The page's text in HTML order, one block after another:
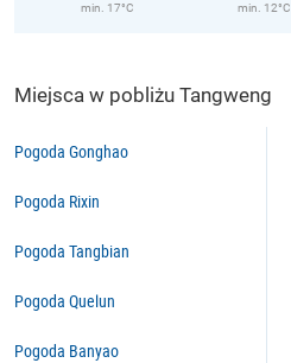
min. 17°C
min. 12°C
Miejsca w pobliżu Tangweng
Pogoda Gonghao
Pogoda Rixin
Pogoda Tangbian
Pogoda Quelun
Pogoda Banyao